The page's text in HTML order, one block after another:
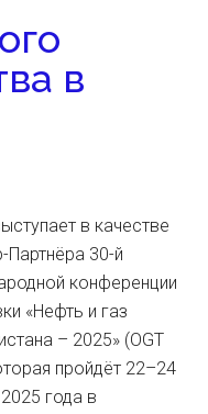
в
в качестве
Партнёра 30-й
конференции
«Нефть и газ
– 2025» (OGT
пройдёт 22–24
года в